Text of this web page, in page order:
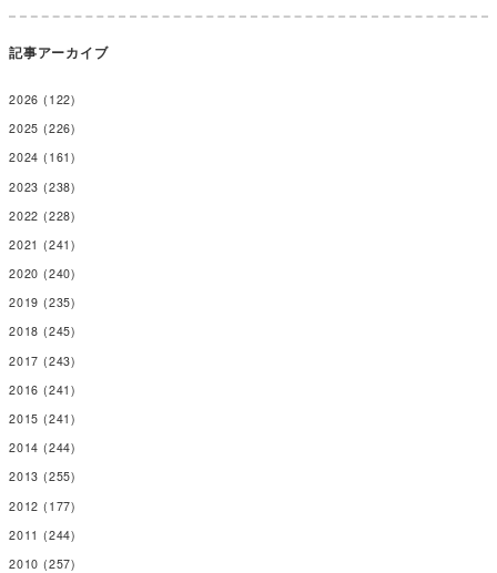
記事アーカイブ
2026 (122)
2025 (226)
2024 (161)
2023 (238)
2022 (228)
2021 (241)
2020 (240)
2019 (235)
2018 (245)
2017 (243)
2016 (241)
2015 (241)
2014 (244)
2013 (255)
2012 (177)
2011 (244)
2010 (257)